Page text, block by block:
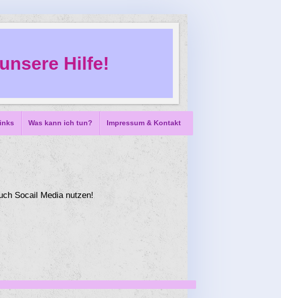
Hilfe!
Was kann ich tun? Impressum & Kontakt
Socail Media nutzen!